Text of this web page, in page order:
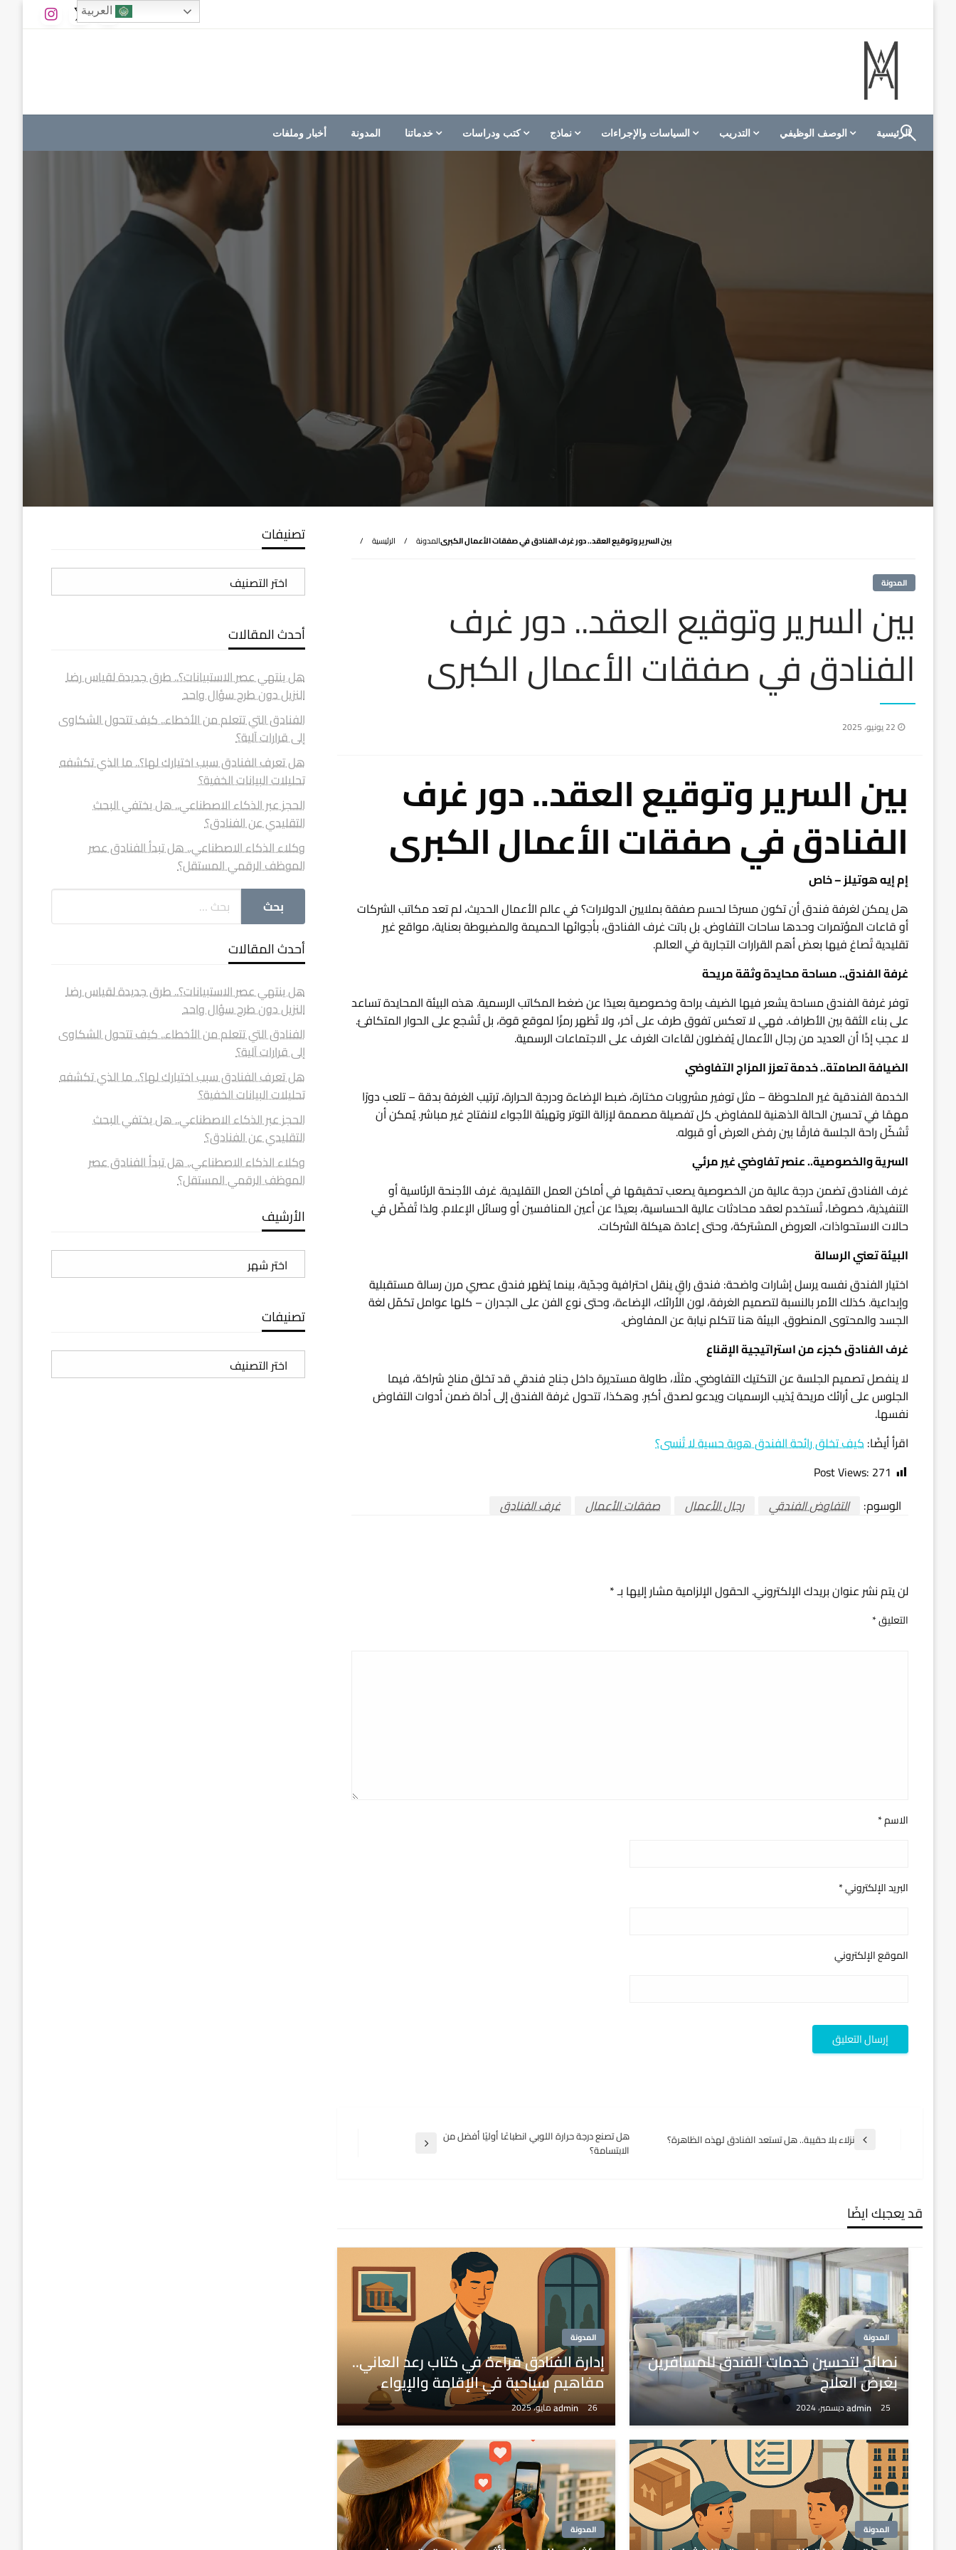
M A hotels | إم ايه هوتيلز
الموقع الأول للعاملين في الفنادق في العالم العربي
الرئيسية الوصف الوظيفي التدريب السياسات والإجراءات نماذج كتب ودراسات خدماتنا المدونة أخبار وملفات
الرئيسية المدونةبين السرير وتوقيع العقد.. دور غرف الفنادق في صفقات الأعمال الكبرى
المدونة
بين السرير وتوقيع العقد.. دور غرف
الفنادق في صفقات الأعمال الكبرى
نُشر
22 يونيو، 2025
بين السرير وتوقيع العقد.. دور غرف
الفنادق في صفقات الأعمال الكبرى
إم إيه هوتيلز – خاص
هل يمكن لغرفة فندق أن تكون مسرحًا لحسم صفقة بملايين الدولارات؟ في عالم الأعمال الحديث، لم تعد مكاتب الشركات
أو قاعات المؤتمرات وحدها ساحات التفاوض. بل باتت غرف الفنادق، بأجوائها الحميمة والمضبوطة بعناية، مواقع غير
تقليدية تُصاغ فيها بعض أهم القرارات التجارية في العالم.
غرفة الفندق.. مساحة محايدة وثقة مريحة
توفر غرفة الفندق مساحة يشعر فيها الضيف براحة وخصوصية بعيدًا عن ضغط المكاتب الرسمية. هذه البيئة المحايدة تساعد
على بناء الثقة بين الأطراف. فهي لا تعكس تفوق طرف على آخر، ولا تُظهر رمزًا لموقع قوة، بل تُشجع على الحوار المتكافئ.
لا عجب إذًا أن العديد من رجال الأعمال يُفضلون لقاءات الغرف على الاجتماعات الرسمية.
الضيافة الصامتة.. خدمة تعزز المزاج التفاوضي
الخدمة الفندقية غير الملحوظة – مثل توفير مشروبات مختارة، ضبط الإضاءة ودرجة الحرارة، ترتيب الغرفة بدقة – تلعب دورًا
مهمًا في تحسين الحالة الذهنية للمفاوض. كل تفصيلة مصممة لإزالة التوتر وتهيئة الأجواء لانفتاح غير مباشر. يُمكن أن
تُشكّل راحة الجلسة فارقًا بين رفض العرض أو قبوله.
السرية والخصوصية.. عنصر تفاوضي غير مرئي
غرف الفنادق تضمن درجة عالية من الخصوصية يصعب تحقيقها في أماكن العمل التقليدية. غرف الأجنحة الرئاسية أو
التنفيذية، خصوصًا، تُستخدم لعقد محادثات عالية الحساسية، بعيدًا عن أعين المنافسين أو وسائل الإعلام. ولذا تُفضّل في
حالات الاستحواذات، العروض المشتركة، وحتى إعادة هيكلة الشركات.
البيئة تعني الرسالة
اختيار الفندق نفسه يرسل إشارات واضحة: فندق راقٍ ينقل احترافية وجدّية، بينما يُظهر فندق عصري مرن رسالة مستقبلية
وإبداعية. كذلك الأمر بالنسبة لتصميم الغرفة، لون الأرائك، الإضاءة، وحتى نوع الفن على الجدران – كلها عوامل تكمّل لغة
الجسد والمحتوى المنطوق. البيئة هنا تتكلم نيابة عن المفاوض.
غرف الفنادق كجزء من استراتيجية الإقناع
لا ينفصل تصميم الجلسة عن التكتيك التفاوضي. مثلًا، طاولة مستديرة داخل جناح فندقي قد تخلق مناخ شراكة، فيما
الجلوس على أرائك مريحة يُذيب الرسميات ويدعو لصدق أكبر. وهكذا، تتحول غرفة الفندق إلى أداة ضمن أدوات التفاوض
نفسها.
اقرأ أيضًا: كيف تخلق رائحة الفندق هوية حسية لا تُنسى؟
Post Views: 271
الوسوم:
التفاوض الفندقي رجال الأعمال صفقات الأعمال غرف الفنادق
لن يتم نشر عنوان بريدك الإلكتروني. الحقول الإلزامية مشار إليها بـ*
التعليق*
الاسم*
البريد الإلكتروني*
الموقع الإلكتروني
تصفّح
المقالة نزلاء بلا حقيبة.. هل تستعد الفنادق لهذه الظاهرة؟
المقالة
هل تصنع درجة حرارة اللوبي انطباعًا أوليًا أفضل من
الابتسامة؟
قد يعجبك ايضًا
المدونة
نصائح لتحسين خدمات الفندق للمسافرين
بغرض العلاج
admin 25 ديسمبر، 2024
المدونة
إدارة الفنادق قراءة في كتاب رعد العاني..
مفاهيم سياحية في الإقامة والإيواء
admin 26 مايو، 2025
المدونة المدونة
تصنيفات
تصنيفات
أحدث المقالات
هل ينتهي عصر الاستبيانات؟.. طرق جديدة لقياس رضا
النزيل دون طرح سؤال واحد
الفنادق التي تتعلم من الأخطاء.. كيف تتحول الشكاوى
إلى قرارات آلية؟
هل تعرف الفنادق سبب اختيارك لها؟.. ما الذي تكشفه
تحليلات البيانات الخفية؟
الحجز عبر الذكاء الاصطناعي.. هل يختفي البحث
التقليدي عن الفنادق؟
وكلاء الذكاء الاصطناعي.. هل تبدأ الفنادق عصر
الموظف الرقمي المستقل؟
أحدث المقالات
هل ينتهي عصر الاستبيانات؟.. طرق جديدة لقياس رضا
النزيل دون طرح سؤال واحد
الفنادق التي تتعلم من الأخطاء.. كيف تتحول الشكاوى
إلى قرارات آلية؟
هل تعرف الفنادق سبب اختيارك لها؟.. ما الذي تكشفه
تحليلات البيانات الخفية؟
الحجز عبر الذكاء الاصطناعي.. هل يختفي البحث
التقليدي عن الفنادق؟
وكلاء الذكاء الاصطناعي.. هل تبدأ الفنادق عصر
الموظف الرقمي المستقل؟
الأرشيف
الأرشيف
تصنيفات
تصنيفات
العربية